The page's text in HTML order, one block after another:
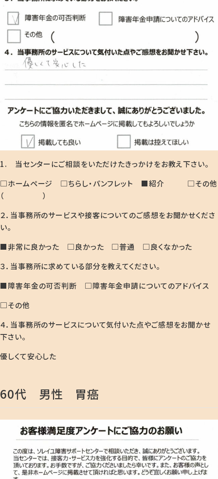
1. 当センターにご相談をいただけたきっかけをお教え下さい。
□ホームページ □ちらし・パンフレット ■紹介 □その他
（ ）
２．当事務所のサービスや接客についてのご感想をお聞かせくださ
い。
■非常に良かった □良かった □普通 □良くなかった
３．当事務所に求めている部分を教えてください。
■障害年金の可否判断 □障害年金申請についてのアドバイス
□その他
４．当事務所のサービスについて気付いた点やご感想をお聞かせ
下さい。
優しくて安心した
60代 男性 胃癌